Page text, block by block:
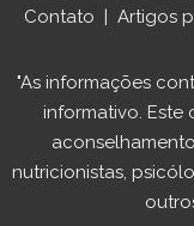
Contato
Artigos
"As informações
informativo.
nutricionistas,